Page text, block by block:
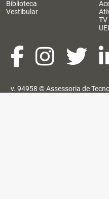
Biblioteca
Vestibular
TV
v. 94958 ©Assessoria de